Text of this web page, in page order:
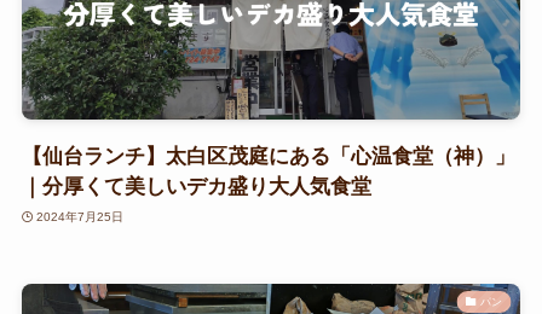
【仙台ランチ】太白区茂庭にある「心温食堂（神）」
｜分厚くて美しいデカ盛り大人気食堂
2024年7月25日
パン